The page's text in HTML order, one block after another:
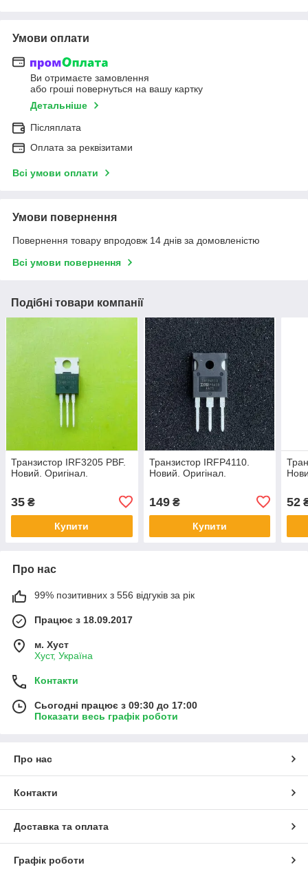
Умови оплати
Ви отримаєте замовлення
або гроші повернуться на вашу картку
Детальніше
Післяплата
Оплата за реквізитами
Всі умови оплати
Умови повернення
Повернення товару впродовж 14 днів за домовленістю
Всі умови повернення
Подібні товари компанії
Транзистор IRF3205 PBF.
Новий. Оригінал.
35 ₴
Купити
Транзистор IRFP4110.
Новий. Оригінал.
149₴
Купити
52
Про нас
99% позитивних з 556 відгуків за рік
Працює з 18.09.2017
м. Хуст
Хуст, Україна
Контакти
Сьогодні працює з 09:30 до 17:00
Показати весь графік роботи
Про нас
Контакти
Доставка та оплата
Графік роботи